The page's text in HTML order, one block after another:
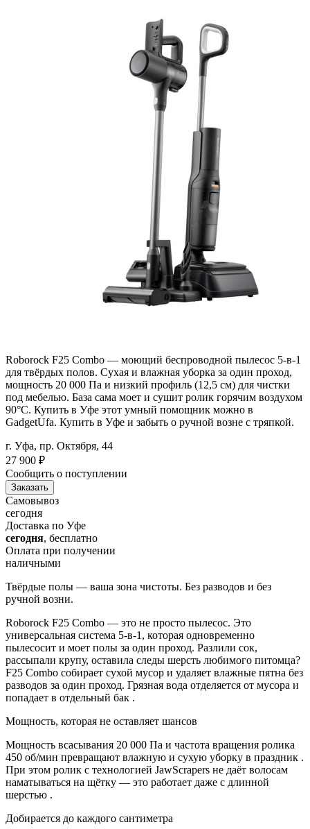
Roborock F25 Combo — моющий беспроводной пылесос 5-в-1
для твёрдых полов. Сухая и влажная уборка за один проход,
мощность 20 000 Па и низкий профиль (12,5 см) для чистки
под мебелью. База сама моет и сушит ролик горячим воздухом
90°C. Купить в Уфе этот умный помощник можно в
GadgetUfa. Купить в Уфе и забыть о ручной возне с тряпкой.
г. Уфа, пр. Октября, 44
27 900 ₽
Сообщить о поступлении
Заказать
Самовывоз
сегодня
Доставка по Уфе
сегодня, бесплатно
Оплата при получении
наличными
Твёрдые полы — ваша зона чистоты. Без разводов и без
ручной возни.
Roborock F25 Combo — это не просто пылесос. Это
универсальная система 5-в-1, которая одновременно
пылесосит и моет полы за один проход. Разлили сок,
рассыпали крупу, оставила следы шерсть любимого питомца?
F25 Combo собирает сухой мусор и удаляет влажные пятна без
разводов за один проход. Грязная вода отделяется от мусора и
попадает в отдельный бак .
Мощность, которая не оставляет шансов
Мощность всасывания 20 000 Па и частота вращения ролика
450 об/мин превращают влажную и сухую уборку в праздник .
При этом ролик с технологией JawScrapers не даёт волосам
наматываться на щётку — это работает даже с длинной
шерстью .
Добирается до каждого сантиметра